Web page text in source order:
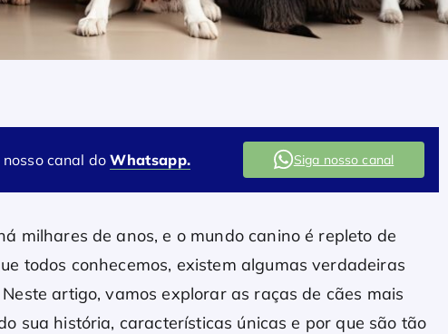
canal doWhatsapp. Siga nosso canal
milhares de anos, e o mundo canino é repleto de
todos conhecemos, existem algumas verdadeiras
artigo, vamos explorar as raças de cães mais
sua história, características únicas e por que são tão